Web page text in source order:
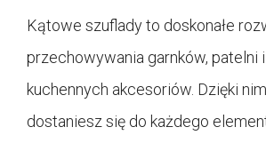
Kątowe szuflady to doskonałe
przechowywania garnków, patelni
kuchennych akcesoriów. Dzięki
dostaniesz się do każdego